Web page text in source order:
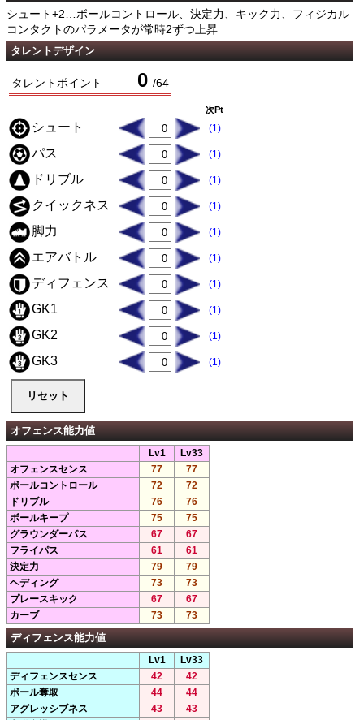
シュート+2…ボールコントロール、決定力、キック力、フィジカル
コンタクトのパラメータが常時2ずつ上昇
タレントデザイン
タレントポイント 0 /64
次Pt
シュート (1)
パス (1)
ドリブル (1)
クイックネス (1)
脚力 (1)
エアバトル (1)
ディフェンス (1)
GK1 (1)
GK2 (1)
GK3 (1)
オフェンス能力値
Lv1
Lv33
オフェンスセンス
77
77
ボールコントロール
72
72
ドリブル
76
76
ボールキープ
75
75
グラウンダーパス
67
67
フライパス
61
61
決定力
79
79
ヘディング
73
73
プレースキック
67
67
カーブ
73 73
ディフェンス能力値
Lv1
Lv33
ディフェンスセンス
42
42
ボール奪取
44
44
アグレッシブネス
43
43